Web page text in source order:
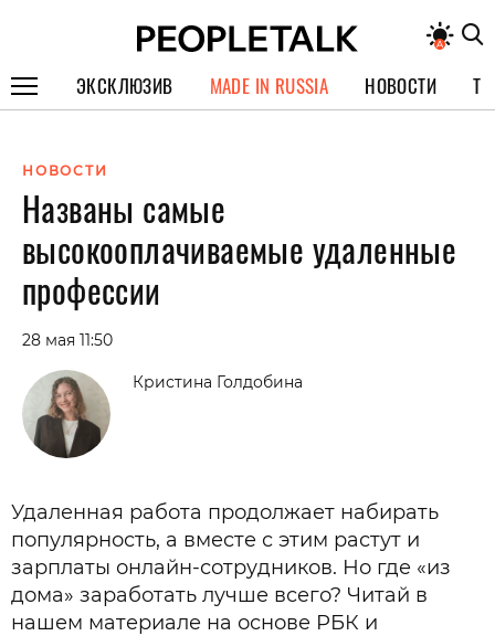
ЭКСКЛЮЗИВ
СПЕЦПРОЕКТЫ
ИНТЕРВЬЮ
ПОКОЛЕНИЕ
MADE IN RUSSIA НОВОСТИ
НОВОСТИ
Названы самые
высокооплачиваемые удаленные
профессии
28 мая 11:50
Кристина Голдобина
Удаленная работа продолжает набирать
популярность, а вместе с этим растут и
зарплаты онлайн-сотрудников. Но где «из
дома» заработать лучше всего? Читай в
нашем материале на основе РБК и